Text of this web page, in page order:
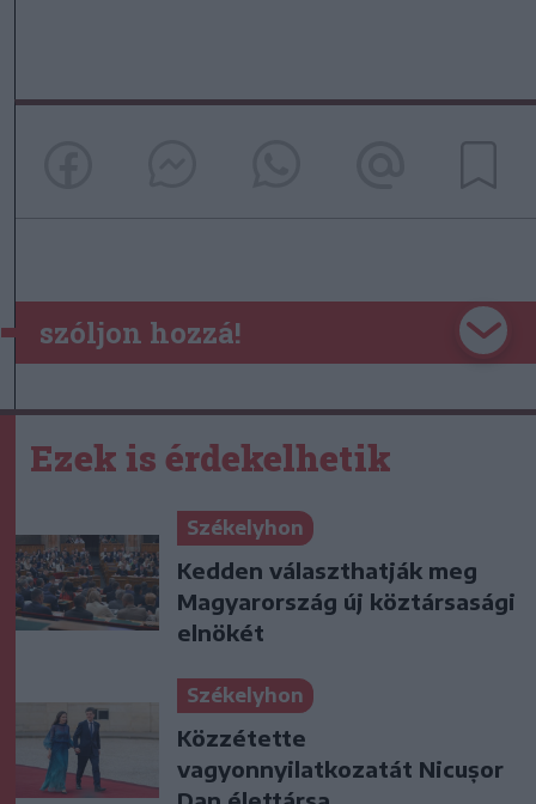
szóljon hozzá!
Ezek is érdekelhetik
Székelyhon
Kedden választhatják meg
Magyarország új köztársasági
elnökét
Székelyhon
Közzétette
vagyonnyilatkozatát Nicușor